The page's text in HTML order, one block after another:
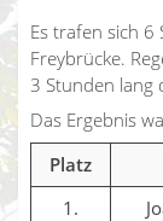
Es trafen sich
Freybrücke.
3 Stunden lang
Das Ergebnis
Platz
1.